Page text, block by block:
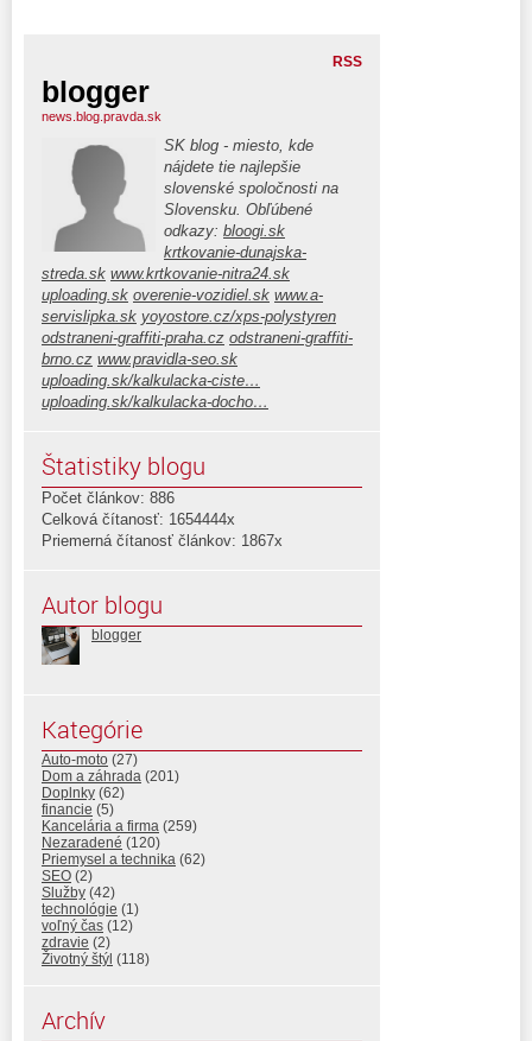
RSS
blogger
news.blog.pravda.sk
SK blog - miesto, kde
nájdete tie najlepšie
slovenské spoločnosti na
Slovensku. Obľúbené
odkazy: bloogi.sk
krtkovanie-dunajska-
streda.sk www.krtkovanie-nitra24.sk
uploading.sk overenie-vozidiel.sk www.a-
servislipka.sk yoyostore.cz/xps-polystyren
odstraneni-graffiti-praha.cz odstraneni-graffiti-
brno.cz www.pravidla-seo.sk
uploading.sk/kalkulacka-ciste…
uploading.sk/kalkulacka-docho…
Štatistiky blogu
Počet článkov: 886
Celková čítanosť: 1654444x
Priemerná čítanosť článkov: 1867x
Autor blogu
blogger
Kategórie
Auto-moto (27)
Dom a záhrada (201)
Doplnky (62)
financie (5)
Kancelária a firma (259)
Nezaradené (120)
Priemysel a technika (62)
SEO (2)
Služby (42)
technológie (1)
voľný čas (12)
zdravie (2)
Životný štýl (118)
Archív